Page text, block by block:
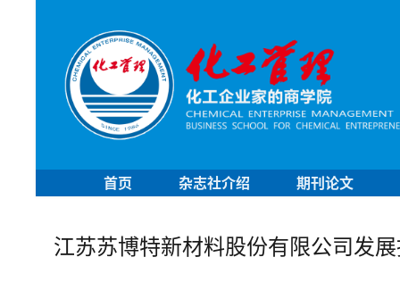
首页 杂志社介绍 期刊论文
江苏苏博特新材料股份有限公司发